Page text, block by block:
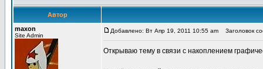
Автор
maxon
Site Admin
Добавлено: Вт Апр 19, 2011 10:55 am Заголовок
Открываю тему в связи с накоплением